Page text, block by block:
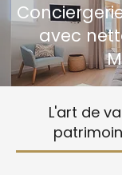
avec
L'art de